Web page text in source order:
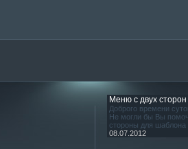
Меню с двух
Доброго времени
Не могли бы Вы
стороны для шаблона
08.07.2012